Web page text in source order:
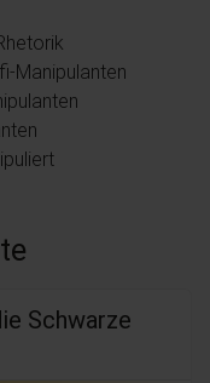
Manipulanten
Schwarze